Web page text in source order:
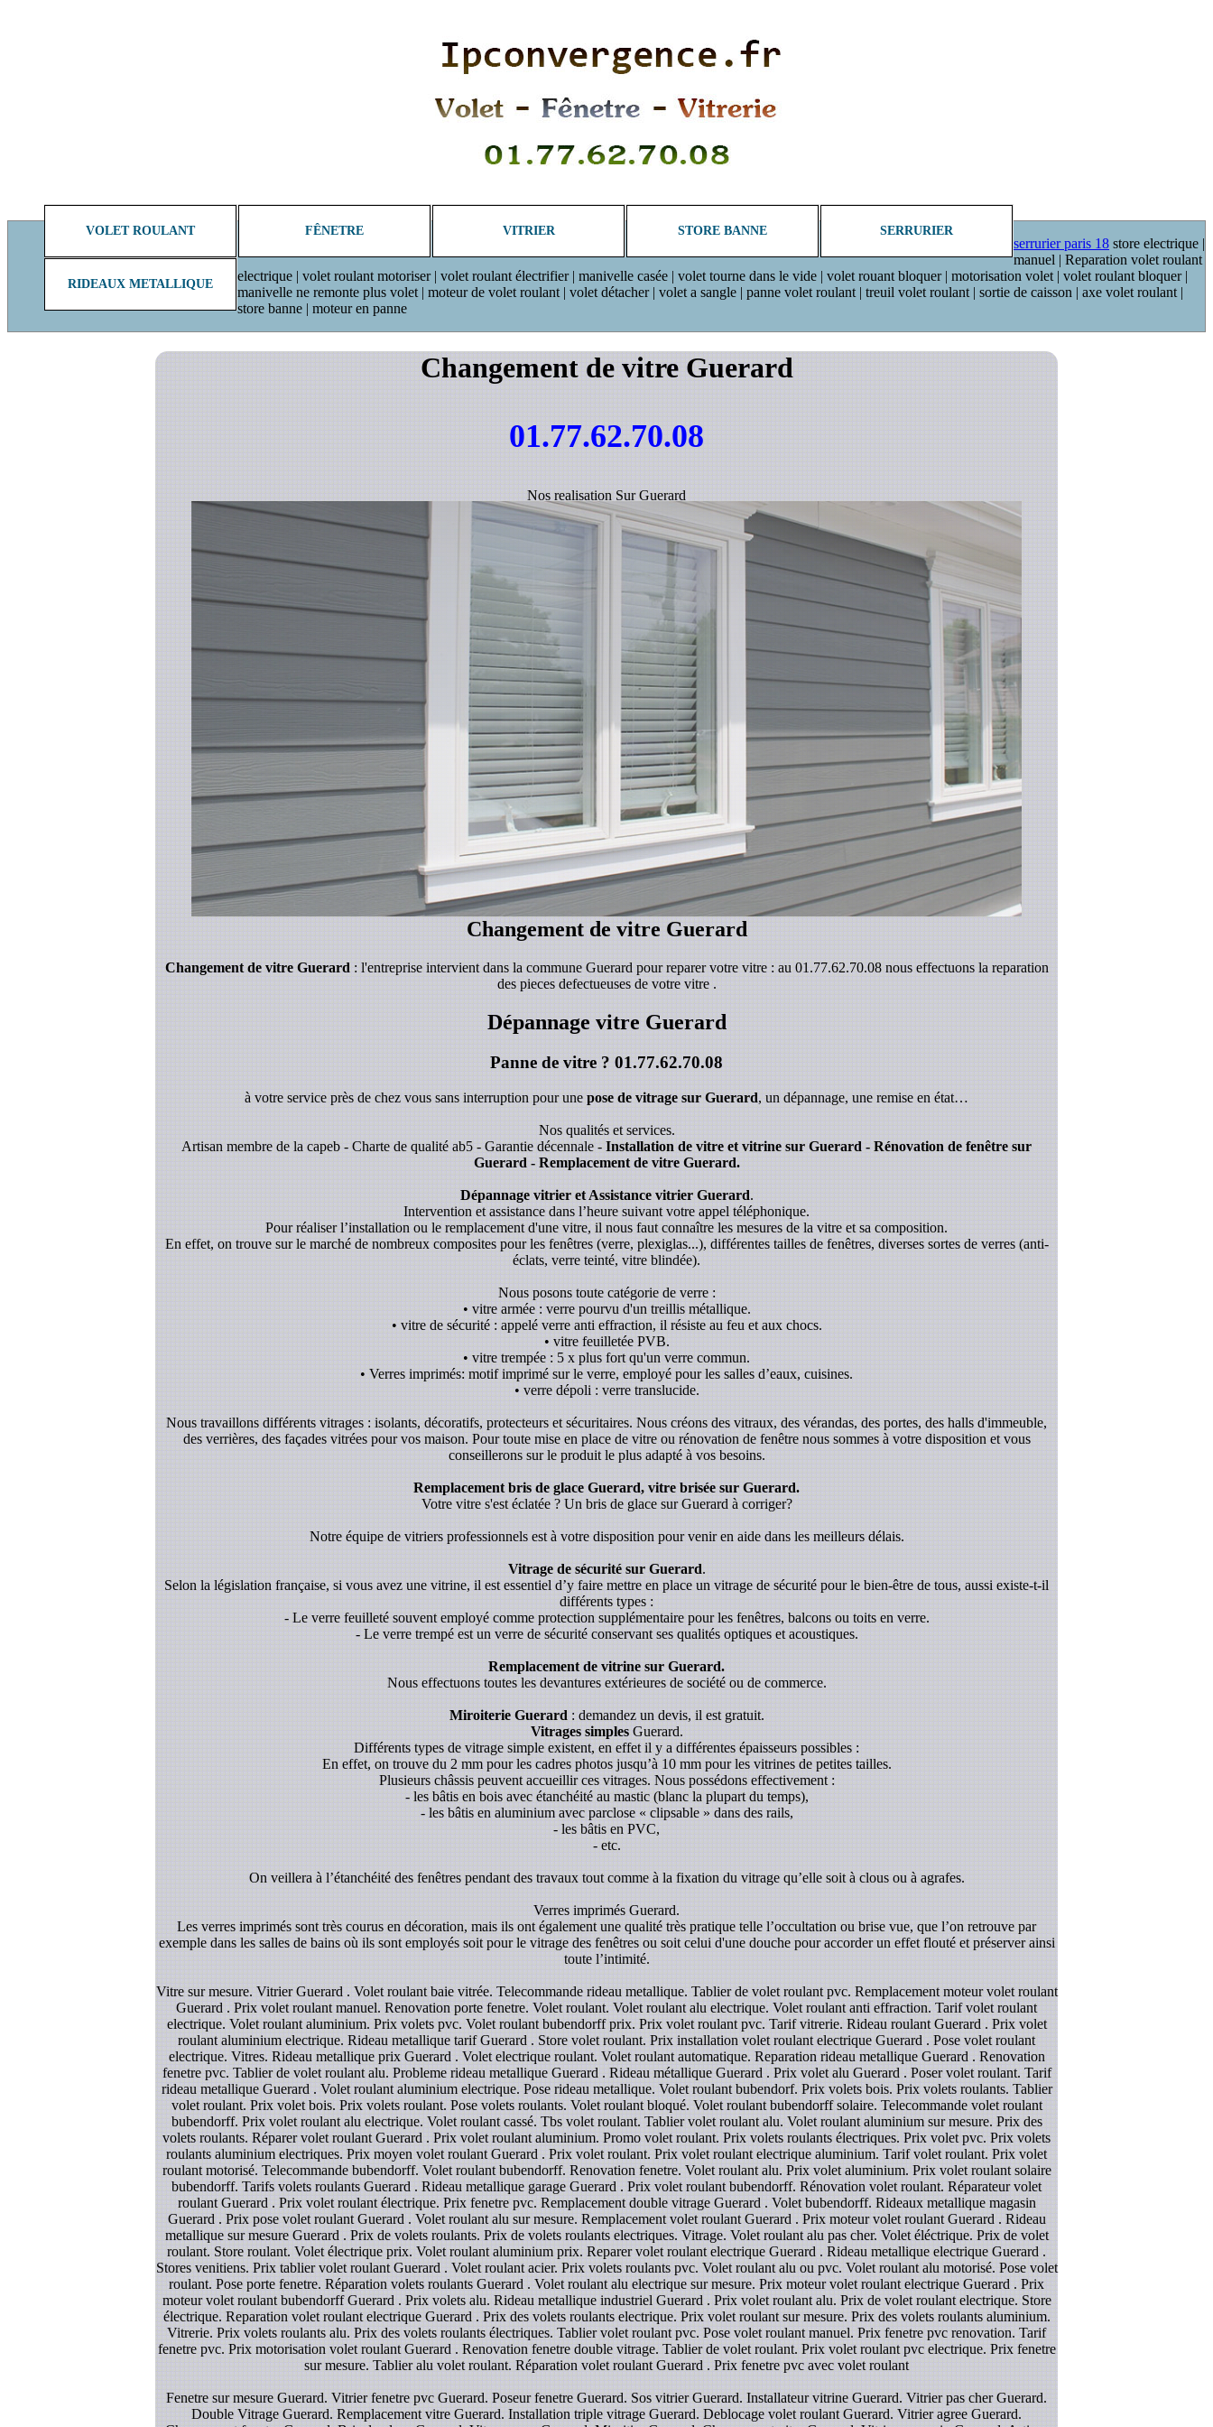
VOLET ROULANT FÊNETRE VITRIER STORE BANNE SERRURIER
RIDEAUX METALLIQUE
serrurier paris 18 store electrique |
manuel | Reparation volet roulant
electrique | volet roulant motoriser | volet roulant électrifier | manivelle casée | volet tourne dans le vide | volet rouant bloquer | motorisation volet | volet roulant bloquer |
manivelle ne remonte plus volet | moteur de volet roulant | volet détacher | volet a sangle | panne volet roulant | treuil volet roulant | sortie de caisson | axe volet roulant |
store banne | moteur en panne
Changement de vitre Guerard
01.77.62.70.08
Nos realisation Sur Guerard
Changement de vitre Guerard
Changement de vitre Guerard: l'entreprise intervient dans la commune Guerard pour reparer votre vitre : au 01.77.62.70.08 nous effectuons la reparation
des pieces defectueuses de votre vitre .
Dépannage vitre Guerard
Panne de vitre ?01.77.62.70.08
à votre service près de chez vous sans interruption pour unepose de vitrage sur Guerard, un dépannage, une remise en état…
Nos qualités et services.
Artisan membre de la capeb - Charte de qualité ab5 - Garantie décennale -Installation de vitre et vitrine sur Guerard - Rénovation de fenêtre sur
Guerard - Remplacement de vitre Guerard.
Dépannage vitrier et Assistance vitrier Guerard.
Intervention et assistance dans l’heure suivant votre appel téléphonique.
Pour réaliser l’installation ou le remplacement d'une vitre, il nous faut connaître les mesures de la vitre et sa composition.
En effet, on trouve sur le marché de nombreux composites pour les fenêtres (verre, plexiglas...), différentes tailles de fenêtres, diverses sortes de verres (anti-
éclats, verre teinté, vitre blindée).
Nous posons toute catégorie de verre :
• vitre armée : verre pourvu d'un treillis métallique.
• vitre de sécurité : appelé verre anti effraction, il résiste au feu et aux chocs.
• vitre feuilletée PVB.
• vitre trempée : 5 x plus fort qu'un verre commun.
• Verres imprimés: motif imprimé sur le verre, employé pour les salles d’eaux, cuisines.
• verre dépoli : verre translucide.
Nous travaillons différents vitrages : isolants, décoratifs, protecteurs et sécuritaires. Nous créons des vitraux, des vérandas, des portes, des halls d'immeuble,
des verrières, des façades vitrées pour vos maison. Pour toute mise en place de vitre ou rénovation de fenêtre nous sommes à votre disposition et vous
conseillerons sur le produit le plus adapté à vos besoins.
Remplacement bris de glace Guerard, vitre brisée sur Guerard.
Votre vitre s'est éclatée ? Un bris de glace sur Guerard à corriger?
Notre équipe de vitriers professionnels est à votre disposition pour venir en aide dans les meilleurs délais.
Vitrage de sécurité sur Guerard.
Selon la législation française, si vous avez une vitrine, il est essentiel d’y faire mettre en place un vitrage de sécurité pour le bien-être de tous, aussi existe-t-il
différents types :
- Le verre feuilleté souvent employé comme protection supplémentaire pour les fenêtres, balcons ou toits en verre.
- Le verre trempé est un verre de sécurité conservant ses qualités optiques et acoustiques.
Remplacement de vitrine sur Guerard.
Nous effectuons toutes les devantures extérieures de société ou de commerce.
Miroiterie Guerard: demandez un devis, il est gratuit.
Vitrages simplesGuerard.
Différents types de vitrage simple existent, en effet il y a différentes épaisseurs possibles :
En effet, on trouve du 2 mm pour les cadres photos jusqu’à 10 mm pour les vitrines de petites tailles.
Plusieurs châssis peuvent accueillir ces vitrages. Nous possédons effectivement :
- les bâtis en bois avec étanchéité au mastic (blanc la plupart du temps),
- les bâtis en aluminium avec parclose « clipsable » dans des rails,
- les bâtis en PVC,
- etc.
On veillera à l’étanchéité des fenêtres pendant des travaux tout comme à la fixation du vitrage qu’elle soit à clous ou à agrafes.
Verres imprimés Guerard.
Les verres imprimés sont très courus en décoration, mais ils ont également une qualité très pratique telle l’occultation ou brise vue, que l’on retrouve par
exemple dans les salles de bains où ils sont employés soit pour le vitrage des fenêtres ou soit celui d'une douche pour accorder un effet flouté et préserver ainsi
toute l’intimité.
Vitre sur mesure. Vitrier Guerard . Volet roulant baie vitrée. Telecommande rideau metallique. Tablier de volet roulant pvc. Remplacement moteur volet roulant
Guerard . Prix volet roulant manuel. Renovation porte fenetre. Volet roulant. Volet roulant alu electrique. Volet roulant anti effraction. Tarif volet roulant
electrique. Volet roulant aluminium. Prix volets pvc. Volet roulant bubendorff prix. Prix volet roulant pvc. Tarif vitrerie. Rideau roulant Guerard . Prix volet
roulant aluminium electrique. Rideau metallique tarif Guerard . Store volet roulant. Prix installation volet roulant electrique Guerard . Pose volet roulant
electrique. Vitres. Rideau metallique prix Guerard . Volet electrique roulant. Volet roulant automatique. Reparation rideau metallique Guerard . Renovation
fenetre pvc. Tablier de volet roulant alu. Probleme rideau metallique Guerard . Rideau métallique Guerard . Prix volet alu Guerard . Poser volet roulant. Tarif
rideau metallique Guerard . Volet roulant aluminium electrique. Pose rideau metallique. Volet roulant bubendorf. Prix volets bois. Prix volets roulants. Tablier
volet roulant. Prix volet bois. Prix volets roulant. Pose volets roulants. Volet roulant bloqué. Volet roulant bubendorff solaire. Telecommande volet roulant
bubendorff. Prix volet roulant alu electrique. Volet roulant cassé. Tbs volet roulant. Tablier volet roulant alu. Volet roulant aluminium sur mesure. Prix des
volets roulants. Réparer volet roulant Guerard . Prix volet roulant aluminium. Promo volet roulant. Prix volets roulants électriques. Prix volet pvc. Prix volets
roulants aluminium electriques. Prix moyen volet roulant Guerard . Prix volet roulant. Prix volet roulant electrique aluminium. Tarif volet roulant. Prix volet
roulant motorisé. Telecommande bubendorff. Volet roulant bubendorff. Renovation fenetre. Volet roulant alu. Prix volet aluminium. Prix volet roulant solaire
bubendorff. Tarifs volets roulants Guerard . Rideau metallique garage Guerard . Prix volet roulant bubendorff. Rénovation volet roulant. Réparateur volet
roulant Guerard . Prix volet roulant électrique. Prix fenetre pvc. Remplacement double vitrage Guerard . Volet bubendorff. Rideaux metallique magasin
Guerard . Prix pose volet roulant Guerard . Volet roulant alu sur mesure. Remplacement volet roulant Guerard . Prix moteur volet roulant Guerard . Rideau
metallique sur mesure Guerard . Prix de volets roulants. Prix de volets roulants electriques. Vitrage. Volet roulant alu pas cher. Volet éléctrique. Prix de volet
roulant. Store roulant. Volet électrique prix. Volet roulant aluminium prix. Reparer volet roulant electrique Guerard . Rideau metallique electrique Guerard .
Stores venitiens. Prix tablier volet roulant Guerard . Volet roulant acier. Prix volets roulants pvc. Volet roulant alu ou pvc. Volet roulant alu motorisé. Pose volet
roulant. Pose porte fenetre. Réparation volets roulants Guerard . Volet roulant alu electrique sur mesure. Prix moteur volet roulant electrique Guerard . Prix
moteur volet roulant bubendorff Guerard . Prix volets alu. Rideau metallique industriel Guerard . Prix volet roulant alu. Prix de volet roulant electrique. Store
électrique. Reparation volet roulant electrique Guerard . Prix des volets roulants electrique. Prix volet roulant sur mesure. Prix des volets roulants aluminium.
Vitrerie. Prix volets roulants alu. Prix des volets roulants électriques. Tablier volet roulant pvc. Pose volet roulant manuel. Prix fenetre pvc renovation. Tarif
fenetre pvc. Prix motorisation volet roulant Guerard . Renovation fenetre double vitrage. Tablier de volet roulant. Prix volet roulant pvc electrique. Prix fenetre
sur mesure. Tablier alu volet roulant. Réparation volet roulant Guerard . Prix fenetre pvc avec volet roulant
Fenetre sur mesure Guerard. Vitrier fenetre pvc Guerard. Poseur fenetre Guerard. Sos vitrier Guerard. Installateur vitrine Guerard. Vitrier pas cher Guerard.
Double Vitrage Guerard. Remplacement vitre Guerard. Installation triple vitrage Guerard. Deblocage volet roulant Guerard. Vitrier agree Guerard.